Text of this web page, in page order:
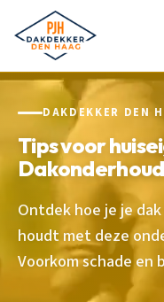
DAKDEKKER DEN
Tips voor
Ontdek hoe je je
houdt met deze
Voorkom schade en